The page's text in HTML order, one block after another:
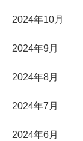
2024年10月
2024年9月
2024年8月
2024年7月
2024年6月